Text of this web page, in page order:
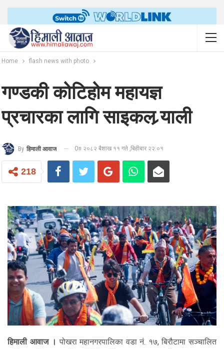
Home flash news with photo
गण्डकी कोटिहोम महायज्ञ
प्रचारका लागि साइकल र्‍याली
By हिमाली आवाज On २०८२ बैशाख ११ गते ,बिहीबार २२:०१
218
हिमाली आवाज । पोखरा महानगरपालिका वडा नं. १७, बिरौटामा सञ्चालित